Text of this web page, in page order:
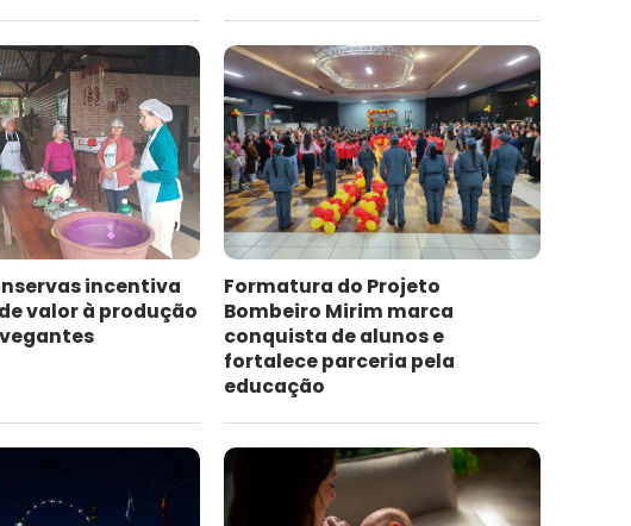
incentiva
valor à produção
Formatura do Projeto
Bombeiro Mirim marca
conquista de alunos e
fortalece parceria pela
educação